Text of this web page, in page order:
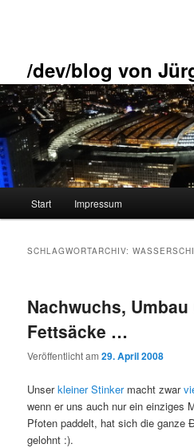
/dev/blog von
Start Impressum
SCHLAGWORTARCHIV:
Nachwuchs, Umbau
Fettsäcke …
Veröffentlicht am29. April 2008
Unserkleiner Stinkermacht zwar
wenn er uns auch nur ein einziges
Pfoten paddelt, hat sich die ganze
gelohnt :).